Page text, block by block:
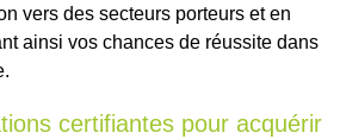
vers des secteurs porteurs et en
ainsi vos chances de réussite dans
certifiantes pour acquérir